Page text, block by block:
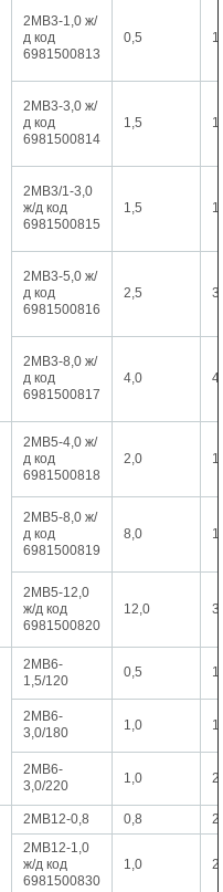
2МВ3-1,0 ж/
д код
6981500813
0,5
2МВ3-3,0 ж/
д код
6981500814
1,5
2МВ3/1-3,0
ж/д код
6981500815
1,5
2МВ3-5,0 ж/
д код
6981500816
2,5
2МВ3-8,0 ж/
д код
6981500817
4,0
2МВ5-4,0 ж/
д код
6981500818
2,0
2МВ5-8,0 ж/
д код
6981500819
8,0
2МВ5-12,0
ж/д код
6981500820
12,0
2МВ6-
1,5/120
0,5
2МВ6-
3,0/180
1,0
2МВ6-
3,0/220
1,0
2МВ12-0,8 0,8
2МВ12-1,0
ж/д код
6981500830
1,0